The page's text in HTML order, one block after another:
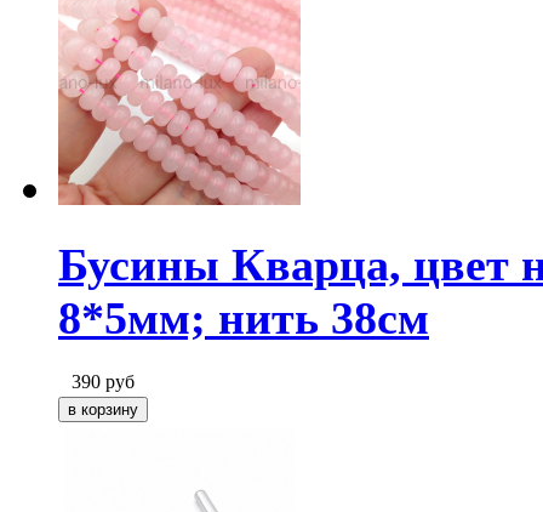
Бусины Кварца, цвет
8*5мм; нить 38см
390 руб